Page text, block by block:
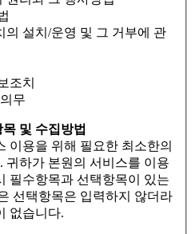
의 설치/운영 및 그 거부에 관
조치
무
및 수집방법
이용을 위해 필요한 최소한의
귀하가 본원의 서비스를 이용
필수항목과 선택항목이 있는
선택항목은 입력하지 않더라
없습니다.